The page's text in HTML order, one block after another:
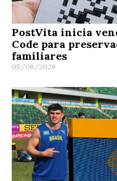
PostVita inicia
Code para
familiares
05/08/2026